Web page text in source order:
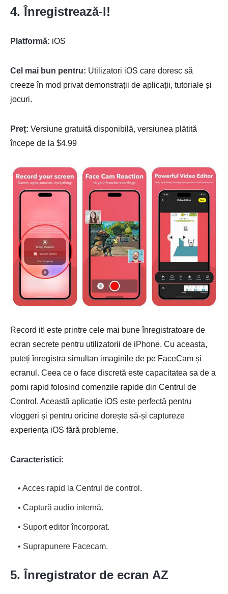
4. Înregistrează-l!
Platformă: iOS
Cel mai bun pentru: Utilizatori iOS care doresc să
creeze în mod privat demonstrații de aplicații, tutoriale și
jocuri.
Preț: Versiune gratuită disponibilă, versiunea plătită
începe de la $4.99
Record it! este printre cele mai bune înregistratoare de
ecran secrete pentru utilizatorii de iPhone. Cu aceasta,
puteți înregistra simultan imaginile de pe FaceCam și
ecranul. Ceea ce o face discretă este capacitatea sa de a
porni rapid folosind comenzile rapide din Centrul de
Control. Această aplicație iOS este perfectă pentru
vloggeri și pentru oricine dorește să-și captureze
experiența iOS fără probleme.
Caracteristici:
• Acces rapid la Centrul de control.
• Captură audio internă.
• Suport editor încorporat.
• Suprapunere Facecam.
5. Înregistrator de ecran AZ